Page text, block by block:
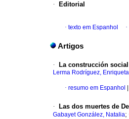
· Editorial
· texto em Espanhol ·
Artigos
· La construcción
Lerma Rodríguez, Enriqueta
· resumo em Espanhol
· Las dos muertes de
Gabayet González, Natalia;